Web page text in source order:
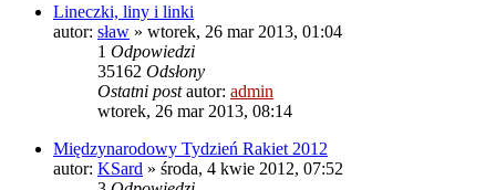
Lineczki, liny i linki
autor: sław » wtorek, 26 mar 2013, 01:04
1 Odpowiedzi
35162 Odsłony
Ostatni postautor: admin
wtorek, 26 mar 2013, 08:14
Międzynarodowy Tydzień Rakiet 2012
autor: KSard » środa, 4 kwie 2012, 07:52